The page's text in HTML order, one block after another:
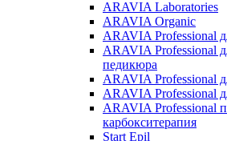
ARAVIA Laboratories
ARAVIA Organic
ARAVIA Professional
ARAVIA Professional
педикюра
ARAVIA Professional
ARAVIA Professional
ARAVIA Professional
карбокситерапия
Start Epil